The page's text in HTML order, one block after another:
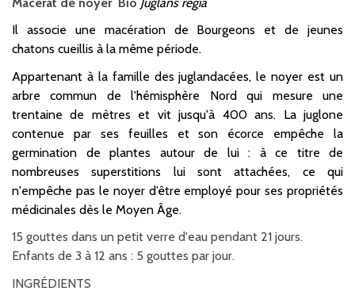
Il associe une macération de Bourgeons et de jeunes
chatons cueillis à la même période.
Appartenant à la famille des juglandacées, le noyer est un
arbre commun de l'hémisphère Nord qui mesure une
trentaine de mètres et vit jusqu'à 400 ans. La juglone
contenue par ses feuilles et son écorce empêche la
germination de plantes autour de lui : à ce titre de
nombreuses superstitions lui sont attachées, ce qui
n'empêche pas le noyer d’être employé pour ses propriétés
médicinales dès le Moyen Âge.
15 gouttes dans un petit verre d'eau pendant 21 jours.
Enfants de 3 à 12 ans : 5 gouttes par jour.
INGRÉDIENTS